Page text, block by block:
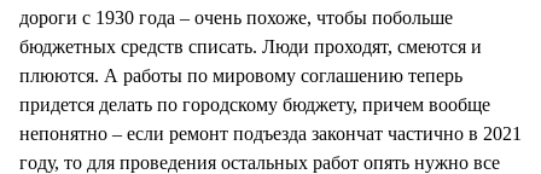
дороги с 1930 года – очень похоже, чтобы побольше
бюджетных средств списать. Люди проходят, смеются и
плюются. А работы по мировому соглашению теперь
придется делать по городскому бюджету, причем вообще
непонятно – если ремонт подъезда закончат частично в 2021
году, то для проведения остальных работ опять нужно все